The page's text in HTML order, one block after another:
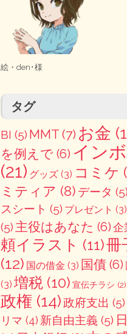
絵・ den･様
タグ
BI (5) MMT(7) お金
を例えで(6) イン
(21) グッズ(3) コミケ
ミティア (8) データ (5)
スシート (5) プレゼント (3)
(5) 主役はあなた (6)企
頼イラスト (11)冊
(12) 国の借金 (3) 国債(6)
(3) 増税(10) 宣伝チラシ (2)
政権 (14)政府支出 (5)
リマ (4) 新自由主義 (5)